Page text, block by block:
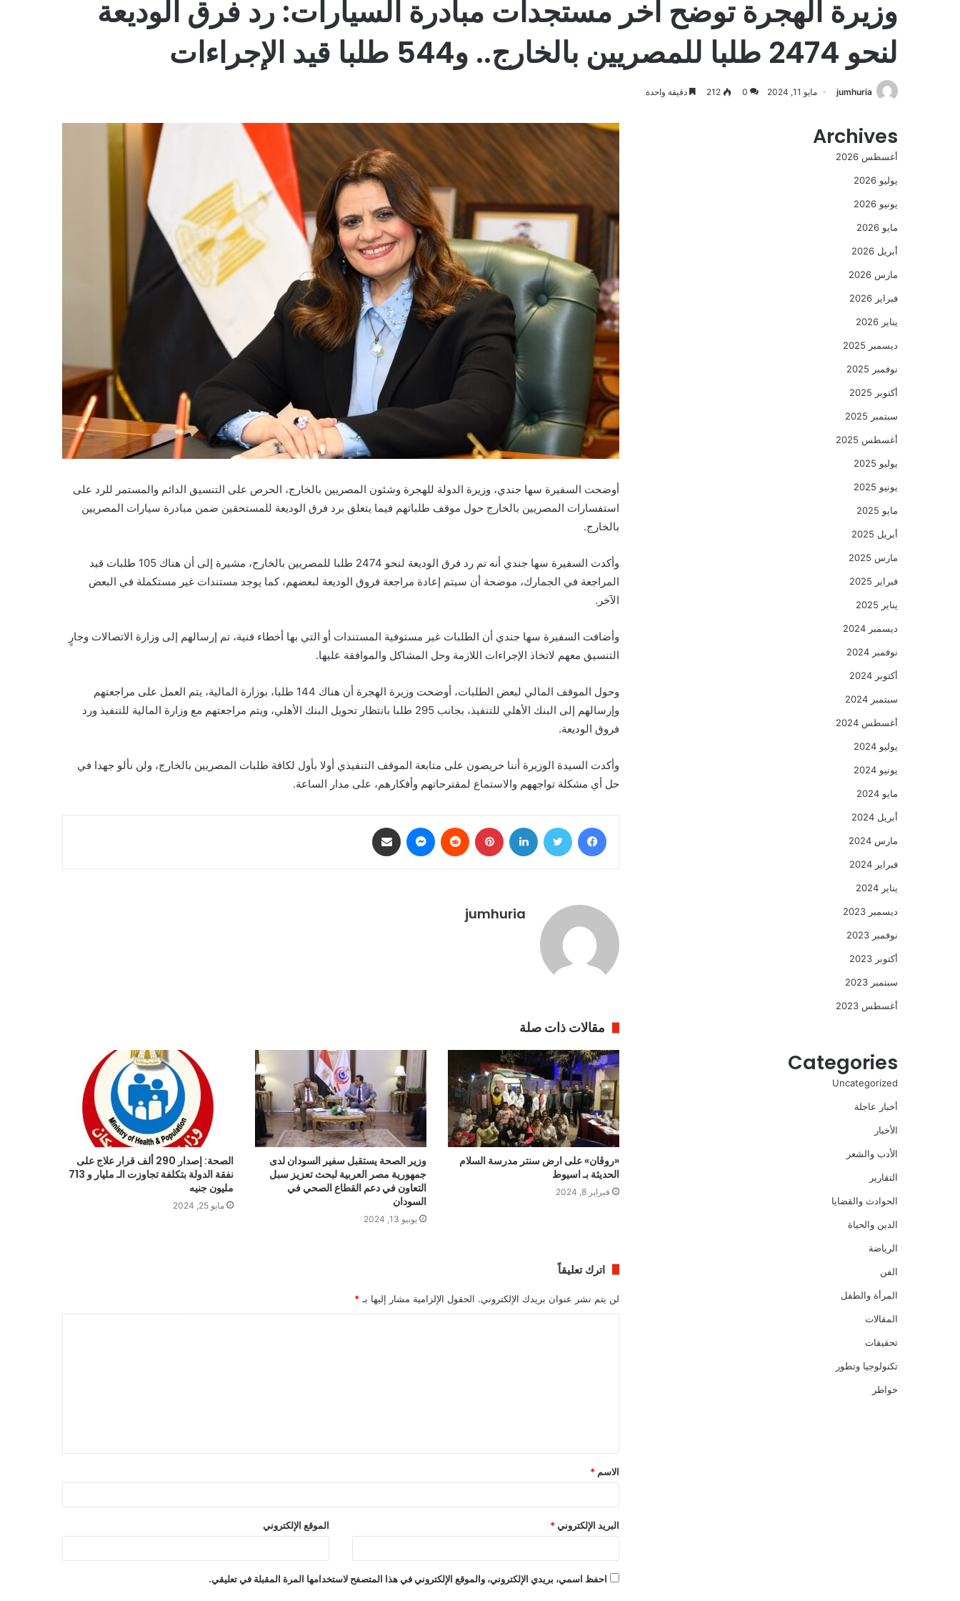
وزيرة الهجرة توضح آخر مستجدات مبادرة السيارات: رد فرق الوديعة
لنحو 2474 طلبا للمصريين بالخارج.. و544 طلبا قيد الإجراءات
jumhuria مايو 11, 2024 0
212 دقيقة واحدة
أوضحت السفيرة سها جندي، وزيرة الدولة للهجرة وشئون المصريين بالخارج، الحرص على التنسيق الدائم والمستمر للرد على
استفسارات المصريين بالخارج حول موقف طلباتهم فيما يتعلق برد فرق الوديعة للمستحقين ضمن مبادرة سيارات المصريين
بالخارج.
وأكدت السفيرة سها جندي أنه تم رد فرق الوديعة لنحو 2474 طلبا للمصريين بالخارج، مشيرة إلى أن هناك 105 طلبات قيد
المراجعة في الجمارك، موضحة أن سيتم إعادة مراجعة فروق الوديعة لبعضهم، كما يوجد مستندات غير مستكملة في البعض
الآخر.
وأضافت السفيرة سها جندي أن الطلبات غير مستوفية المستندات أو التي بها أخطاء فنية، تم إرسالهم إلى وزارة الاتصالات وجارٍ
التنسيق معهم لاتخاذ الإجراءات اللازمة وحل المشاكل والموافقة عليها.
وحول الموقف المالي لبعض الطلبات، أوضحت وزيرة الهجرة أن هناك 144 طلبا، بوزارة المالية، يتم العمل على مراجعتهم
وإرسالهم إلى البنك الأهلي للتنفيذ، بجانب 295 طلبا بانتظار تحويل البنك الأهلي، ويتم مراجعتهم مع وزارة المالية للتنفيذ ورد
فروق الوديعة.
وأكدت السيدة الوزيرة أننا حريصون على متابعة الموقف التنفيذي أولا بأول لكافة طلبات المصريين بالخارج، ولن نألو جهدا في
حل أي مشكلة تواجههم والاستماع لمقترحاتهم وأفكارهم، على مدار الساعة.
فيسبوك تويتر لينكدإن بينتيريست ماسنجر
jumhuria
مقالات ذات صلة
«روڤان» على ارض سنتر مدرسة السلام
الحديثة بـ اسيوط
فبراير 8, 2024
وزير الصحة يستقبل سفير السودان لدى
جمهورية مصر العربية لبحث تعزيز سبل
التعاون في دعم القطاع الصحي في
السودان
يونيو 13, 2024
الصحة: إصدار 290 ألف قرار علاج على
نفقة الدولة بتكلفة تجاوزت الـ مليار و 713
مليون جنيه
مايو 25, 2024
اترك تعليقاً
لن يتم نشر عنوان بريدك الإلكتروني. الحقول الإلزامية مشار إليها بـ *
ق
*
الاسم *
البريد الإلكتروني * الموقع الإلكتروني
احفظ اسمي، بريدي الإلكتروني، والموقع الإلكتروني في هذا المتصفح لاستخدامها المرة المقبلة في تعليقي.
Archives
أغسطس 2026
يوليو 2026
يونيو 2026
مايو 2026
أبريل 2026
مارس 2026
فبراير 2026
يناير 2026
ديسمبر 2025
نوفمبر 2025
أكتوبر 2025
سبتمبر 2025
أغسطس 2025
يوليو 2025
يونيو 2025
مايو 2025
أبريل 2025
مارس 2025
فبراير 2025
يناير 2025
ديسمبر 2024
نوفمبر 2024
أكتوبر 2024
سبتمبر 2024
أغسطس 2024
يوليو 2024
يونيو 2024
مايو 2024
أبريل 2024
مارس 2024
فبراير 2024
يناير 2024
ديسمبر 2023
نوفمبر 2023
أكتوبر 2023
سبتمبر 2023
أغسطس 2023
Categories
Uncategorized
أخبار عاجلة
الأخبار
الأدب والشعر
التقارير
الحوادث والقضايا
الدين والحياة
الرياضة
الفن
المرأة والطفل
المقالات
تحقيقات
تكنولوجيا وتطور
خواطر